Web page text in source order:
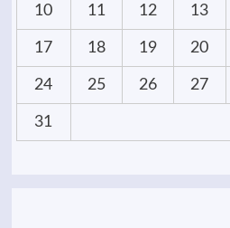
10 11 12 13
17 18 19 20
24 25 26 27
31